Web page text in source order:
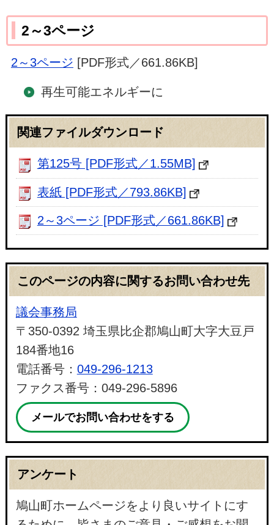
2～3ページ
2～3ページ [PDF形式／661.86KB]
再生可能エネルギーに
関連ファイルダウンロード
第125号 [PDF形式／1.55MB]
表紙 [PDF形式／793.86KB]
2～3ページ [PDF形式／661.86KB]
このページの内容に関するお問い合わせ先
議会事務局
〒350-0392 埼玉県比企郡鳩山町大字大豆戸
184番地16
電話番号： 049-296-1213
ファクス番号：049-296-5896
メールでお問い合わせをする
アンケート
鳩山町ホームページをより良いサイトにす